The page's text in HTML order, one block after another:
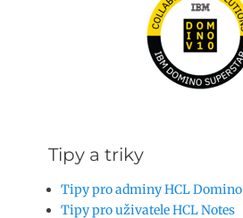
Tipy a triky
Tipy pro adminy HCL Domino
Tipy pro uživatele HCL Notes